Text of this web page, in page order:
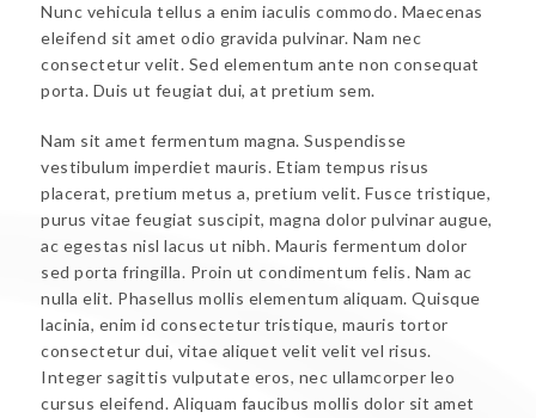
Nunc vehicula tellus a enim iaculis commodo. Maecenas
eleifend sit amet odio gravida pulvinar. Nam nec
consectetur velit. Sed elementum ante non consequat
porta. Duis ut feugiat dui, at pretium sem.
Nam sit amet fermentum magna. Suspendisse
vestibulum imperdiet mauris. Etiam tempus risus
placerat, pretium metus a, pretium velit. Fusce tristique,
purus vitae feugiat suscipit, magna dolor pulvinar augue,
ac egestas nisl lacus ut nibh. Mauris fermentum dolor
sed porta fringilla. Proin ut condimentum felis. Nam ac
nulla elit. Phasellus mollis elementum aliquam. Quisque
lacinia, enim id consectetur tristique, mauris tortor
consectetur dui, vitae aliquet velit velit vel risus.
Integer sagittis vulputate eros, nec ullamcorper leo
cursus eleifend. Aliquam faucibus mollis dolor sit amet